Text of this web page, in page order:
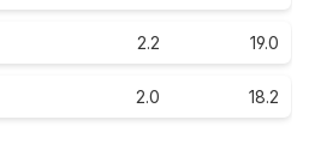
2.2 19.0
2.0 18.2